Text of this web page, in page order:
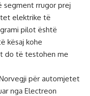
segment rrugor prej
elektrike të
pilot është
kësaj kohe
do të testohen me
për automjetet
nga Electreon